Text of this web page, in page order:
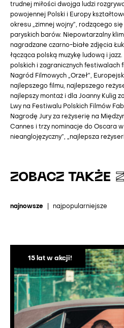
trudnej miłości dwojga ludzi
powojennej Polski i Europy
okresu „zimnej wojny”, rodzącego
paryskich barów. Niepowtarzalny
nagradzane czarno-białe zdjęcia
łącząca polską muzykę ludową i
polskich i zagranicznych festiwalach
Nagród Filmowych „Orzeł”,
najlepszego filmu, najlepszego
najlepszy montaż i dla Joanny Kulig
Lwy na Festiwalu Polskich Filmów
Nagrodę Jury za reżyserię na
Cannes i trzy nominacje do Oscara
nieanglojęzyczny”, „najlepsza
ZOBACZ TAKŻE
najnowsze najpopularniejsze
15 lat w akcji!